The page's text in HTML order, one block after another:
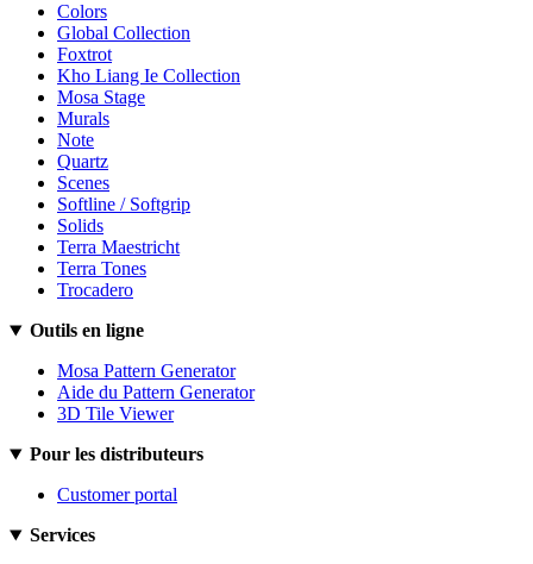
Colors
Global Collection
Foxtrot
Kho Liang Ie Collection
Mosa Stage
Murals
Note
Quartz
Scenes
Softline / Softgrip
Solids
Terra Maestricht
Terra Tones
Trocadero
Outils en ligne
Mosa Pattern Generator
Aide du Pattern Generator
3D Tile Viewer
Pour les distributeurs
Customer portal
Services